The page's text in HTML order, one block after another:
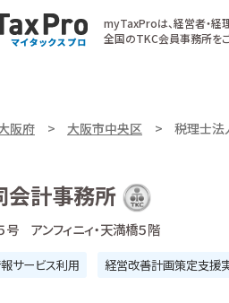
myTaxProは、経営者・
全国のTKC会員事務所をご
阪府 大阪市中央区 税理士法
会計事務所
アンフィニィ・天満橋５階
サービス利用 経営改善計画策定支援